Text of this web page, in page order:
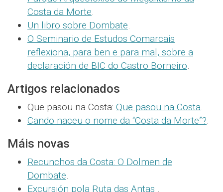
Costa da Morte.
Un libro sobre Dombate.
O Seminario de Estudos Comarcais
reflexiona, para ben e para mal, sobre a
declaración de BIC do Castro Borneiro.
Artigos relacionados
Que pasou na Costa: Que pasou na Costa.
Cando naceu o nome da “Costa da Morte”?.
Máis novas
Recunchos da Costa: O Dolmen de
Dombate.
Excursión pola Ruta das Antas .